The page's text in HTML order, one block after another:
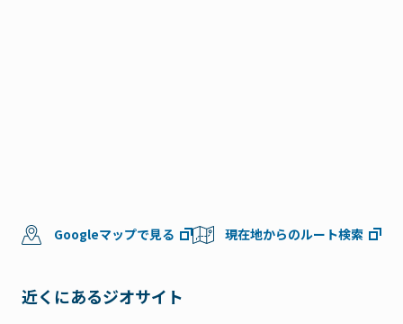
Googleマップで見る 現在地からのルート検索
近くにあるジオサイト